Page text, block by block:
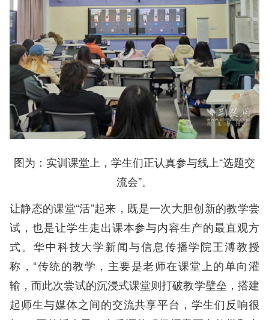
图为：实训课堂上，学生们正认真参与线上“选题交
流会”。
让静态的课堂“活”起来，既是一次大胆创新的教学尝
试，也是让学生走出课本参与内容生产的最直观方
式。华中科技大学新闻与信息传播学院王溥教授
称，“传统的教学，主要是老师在课堂上的单向灌
输，而此次尝试的沉浸式课堂则打破教学壁垒，搭建
起师生与媒体之间的交流共享平台，学生们反响很